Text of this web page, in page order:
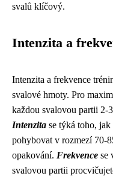
svalů klíčový.
Intenzita a
Intenzita a frekvence
svalové hmoty. Pro
každou svalovou partii 2-
Intenzita se týká toho,
pohybovat v rozmezí 70-
opakování. Frekvence se
svalovou partii